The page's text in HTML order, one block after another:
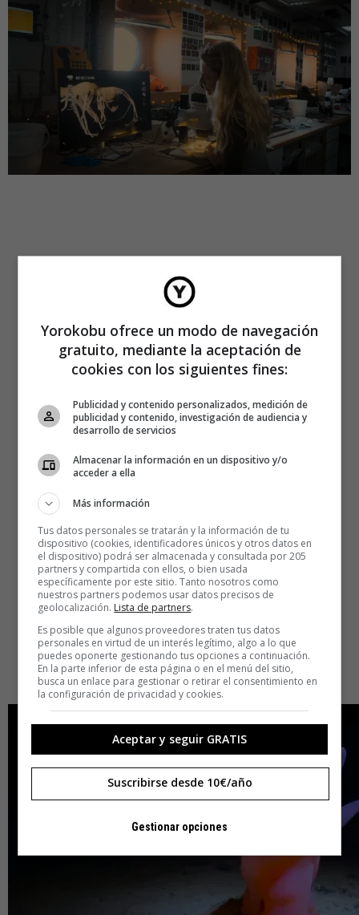
Yorokobu ofrece un modo de navegación
gratuito, mediante la aceptación de
cookies con los siguientes fines:
Publicidad y contenido personalizados, medición de
publicidad y contenido, investigación de audiencia y
desarrollo de servicios
Almacenar la información en un dispositivo y/o
acceder a ella
Más información
Tus datos personales se tratarán y la información de tu
dispositivo (cookies, identificadores únicos y otros datos en
el dispositivo) podrá ser almacenada y consultada por 205
partners y compartida con ellos, o bien usada
específicamente por este sitio. Tanto nosotros como
nuestros partners podemos usar datos precisos de
geolocalización. Lista de partners.
Es posible que algunos proveedores traten tus datos
personales en virtud de un interés legítimo, algo a lo que
puedes oponerte gestionando tus opciones a continuación.
En la parte inferior de esta página o en el menú del sitio,
busca un enlace para gestionar o retirar el consentimiento en
la configuración de privacidad y cookies.
Aceptar y seguir GRATIS
Suscribirse desde 10€/año
Gestionar opciones